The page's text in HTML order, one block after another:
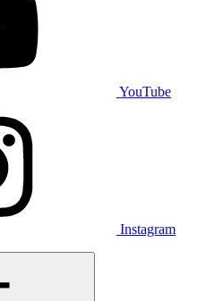
YouTube
Instagram